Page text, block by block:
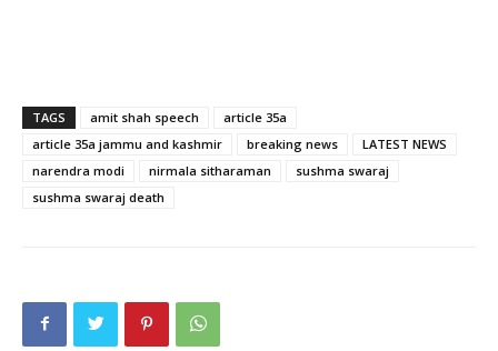
TAGS amit shah speech
article 35a
article 35a jammu and kashmir
breaking news
LATEST NEWS
narendra modi
nirmala sitharaman
sushma swaraj
sushma swaraj death